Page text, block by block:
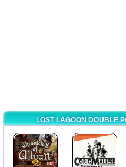
LOST LAGOON DOUBLE